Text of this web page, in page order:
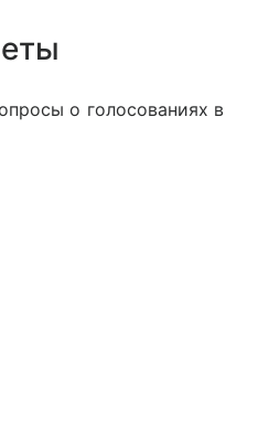
о голосованиях в